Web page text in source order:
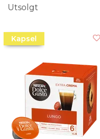
Utsolgt
Kapsel